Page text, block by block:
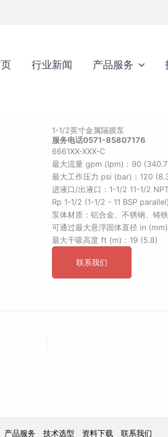
行业新闻 产品服务
1-1/2英寸金属隔膜泵
服务电话0571-85807176
6661XX-XXX-C
最大流量 gpm (lpm)：90
最大工作压力 psi (bar)：120
进液口/出液口：1-1/2 11-1/2
Rp 1-1/2 (1-1/2 - 11 BSP parallel)
泵体材质：铝合金、不锈钢、铸铁
可通过最大悬浮固体直径 in
最大干吸高度 ft (m)：19 (5.8)
联系我们
产品服务 技术选型 资料下载 联系我们